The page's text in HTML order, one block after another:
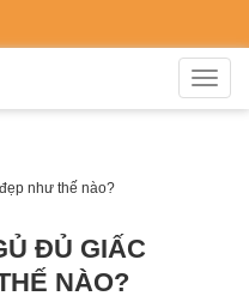
như thế nào?
ĐỦ GIẤC
NÀO?